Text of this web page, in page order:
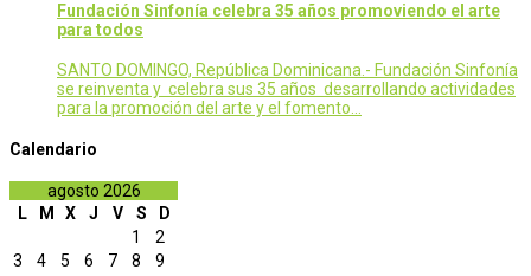
Fundación Sinfonía celebra 35 años promoviendo el arte
para todos
SANTO DOMINGO, República Dominicana.- Fundación Sinfonía
se reinventa y celebra sus 35 años desarrollando actividades
para la promoción del arte y el fomento…
Calendario
agosto 2026
L
M X J V S
D
1
2
3
4 5 6 7 8
9